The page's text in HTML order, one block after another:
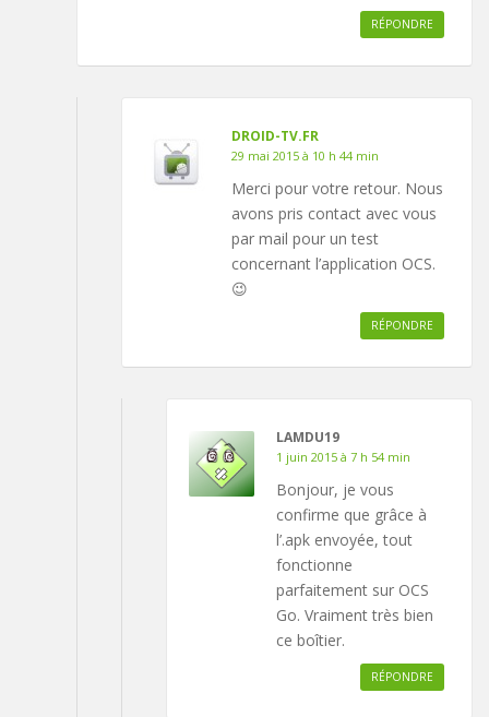
RÉPONDRE
DROID-TV.FR
29 mai 2015 à 10 h 44 min
Merci pour votre retour. Nous
avons pris contact avec vous
par mail pour un test
concernant l’application OCS.
😉
RÉPONDRE
LAMDU19
1 juin 2015 à 7 h 54 min
Bonjour, je vous
confirme que grâce à
l’.apk envoyée, tout
fonctionne
parfaitement sur OCS
Go. Vraiment très bien
ce boîtier.
RÉPONDRE